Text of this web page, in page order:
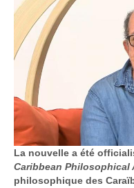
La nouvelle a été
Caribbean Philosophical
philosophique des